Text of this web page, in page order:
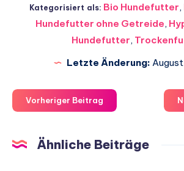
Kategorisiert als: Bio Hundefutter,
Hundefutter ohne Getreide,
Hundefutter,
Letzte Änderung:
Vorheriger Beitrag
Ähnliche Beiträge